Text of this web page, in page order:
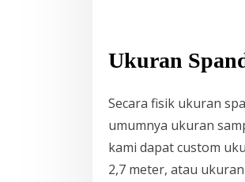
Ukuran
Secara fisik ukuran
umumnya ukuran
kami dapat custom
2,7 meter, atau